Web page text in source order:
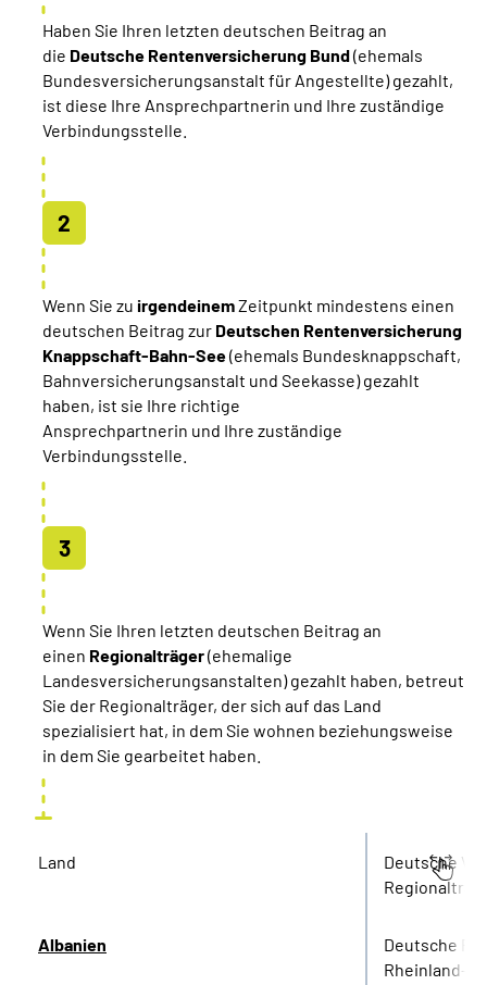
Haben Sie Ihren letzten deutschen Beitrag an
die Deutsche Rentenversicherung Bund(ehemals
Bundesversicherungsanstalt für Angestellte) gezahlt,
ist diese Ihre Ansprechpartnerin und Ihre zuständige
Verbindungsstelle.
Wenn Sie zu irgendeinemZeitpunkt mindestens einen
deutschen Beitrag zur Deutschen Rentenversicherung
Knappschaft-Bahn-See(ehemals Bundesknappschaft,
Bahnversicherungsanstalt und Seekasse) gezahlt
haben, ist sie Ihre richtige
Ansprechpartnerin und Ihre zuständige
Verbindungsstelle.
Wenn Sie Ihren letzten deutschen Beitrag an
einen Regionalträger(ehemalige
Landesversicherungsanstalten) gezahlt haben, betreut
Sie der Regionalträger, der sich auf das Land
spezialisiert hat, in dem Sie wohnen beziehungsweise
in dem Sie gearbeitet haben.
Land
Deutsche
Albanien
Deutsche
Rheinland-